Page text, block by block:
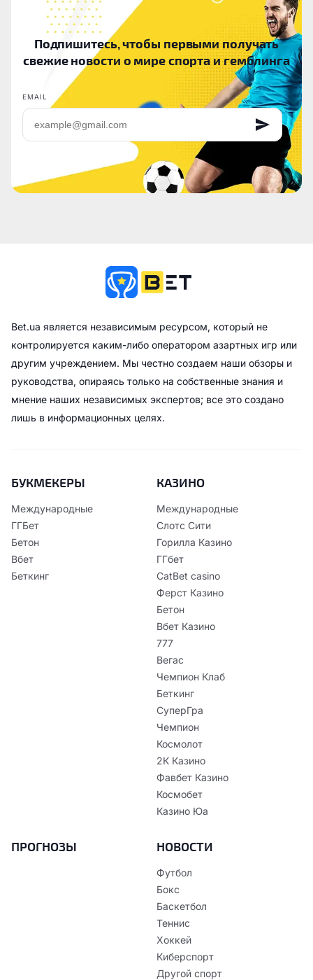
Подпишитесь, чтобы первыми получать
свежие новости о мире спорта и гемблинга
EMAIL
Bet.ua является независимым ресурсом, который не
контролируется каким-либо оператором азартных игр или
другим учреждением. Мы честно создаем наши обзоры и
руководства, опираясь только на собственные знания и
мнение наших независимых экспертов; все это создано
лишь в информационных целях.
БУКМЕКЕРЫ
Международные
ГГБет
Бетон
Вбет
Беткинг
КАЗИНО
Международные
Слотс Сити
Горилла Казино
ГГбет
CatBet casino
Ферст Казино
Бетон
Вбет Казино
777
Вегас
Чемпион Клаб
Беткинг
СуперГра
Чемпион
Космолот
2К Казино
Фавбет Казино
Космобет
Казино Юа
ПРОГНОЗЫ НОВОСТИ
Футбол
Бокс
Баскетбол
Теннис
Хоккей
Киберспорт
Другой спорт